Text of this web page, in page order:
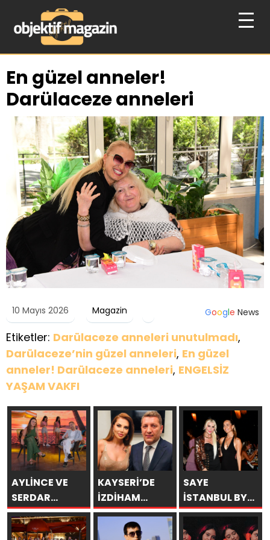
En güzel anneler!
Darülaceze anneleri
10 Mayıs 2026 Magazin Google News
Etiketler: Darülaceze anneleri unutulmadı,
Darülaceze’nin güzel anneleri, En güzel
anneler! Darülaceze anneleri, ENGELSİZ
YAŞAM VAKFI
AYLİNCE VE
SERDAR
ORTAÇ’TAN
YAZA
KAYSERİ’DE
İZDİHAM
DEĞİL, REKOR
VARDI! 195 BİN
SAYE
İSTANBUL BY
ARAKİ
GÖRKEMLİ BİR